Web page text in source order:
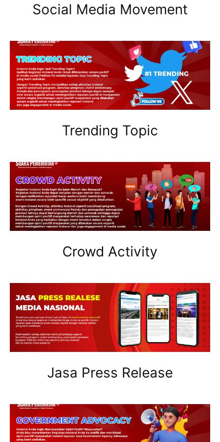
Social Media Movement
Trending Topic
Crowd Activity
Jasa Press Release